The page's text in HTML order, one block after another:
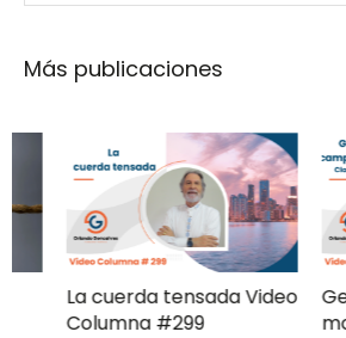
Más publicaciones
La cuerda tensada Video
Columna #299
moderna